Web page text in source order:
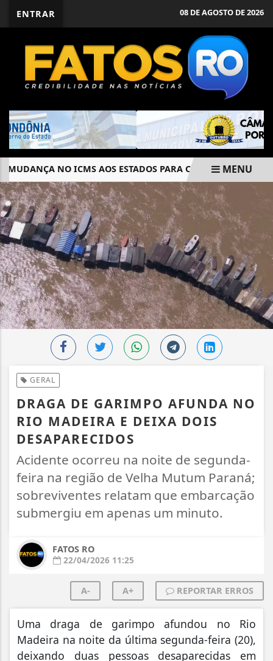
ENTRAR 08 DE AGOSTO DE 2026
NO ICMS AOS ESTADOS PARA CONTER PREÇO DOS
EM ALTA
MENU
GERAL
DRAGA DE GARIMPO AFUNDA NO
RIO MADEIRA E DEIXA DOIS
DESAPARECIDOS
Acidente ocorreu na noite de segunda-
feira na região de Velha Mutum Paraná;
sobreviventes relatam que embarcação
submergiu em apenas um minuto.
FATOS RO
22/04/2026 11:25
A- A+ REPORTAR ERROS
Uma draga de garimpo afundou no Rio
Madeira na noite da última segunda-feira (20),
deixando duas pessoas desaparecidas em